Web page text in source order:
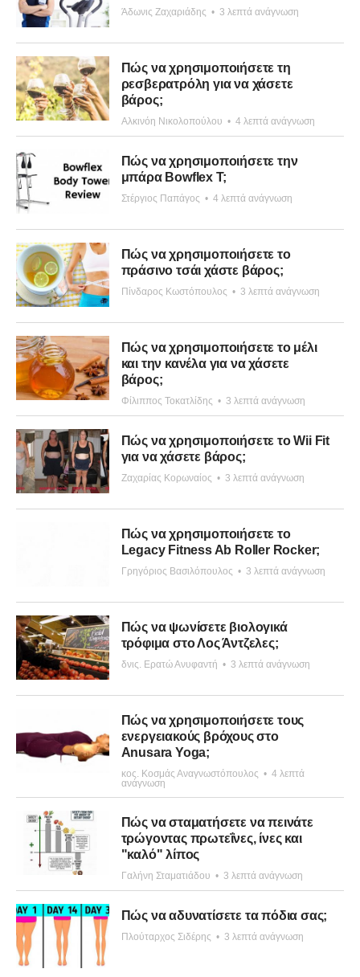
Άδωνις Ζαχαριάδης • 3 λεπτά ανάγνωση
Πώς να χρησιμοποιήσετε τη
ρεσβερατρόλη για να χάσετε
βάρος;
Αλκινόη Νικολοπούλου • 4 λεπτά ανάγνωση
Πώς να χρησιμοποιήσετε την
μπάρα Bowflex T;
Στέργιος Παπάγος • 4 λεπτά ανάγνωση
Πώς να χρησιμοποιήσετε το
πράσινο τσάι χάστε βάρος;
Πίνδαρος Κωστόπουλος • 3 λεπτά ανάγνωση
Πώς να χρησιμοποιήσετε το μέλι
και την κανέλα για να χάσετε
βάρος;
Φίλιππος Τοκατλίδης • 3 λεπτά ανάγνωση
Πώς να χρησιμοποιήσετε το Wii Fit
για να χάσετε βάρος;
Ζαχαρίας Κορωναίος • 3 λεπτά ανάγνωση
Πώς να χρησιμοποιήσετε το
Legacy Fitness Ab Roller Rocker;
Γρηγόριος Βασιλόπουλος • 3 λεπτά ανάγνωση
Πώς να ψωνίσετε βιολογικά
τρόφιμα στο Λος Άντζελες;
δνις. Ερατώ Ανυφαντή • 3 λεπτά ανάγνωση
Πώς να χρησιμοποιήσετε τους
ενεργειακούς βρόχους στο
Anusara Yoga;
κος. Κοσμάς Αναγνωστόπουλος • 4 λεπτά
ανάγνωση
Πώς να σταματήσετε να πεινάτε
τρώγοντας πρωτεΐνες, ίνες και
"καλό" λίπος
Γαλήνη Σταματιάδου • 3 λεπτά ανάγνωση
Πώς να αδυνατίσετε τα πόδια σας;
Πλούταρχος Σιδέρης • 3 λεπτά ανάγνωση